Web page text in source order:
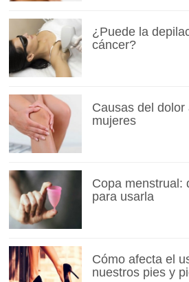
¿Puede la
cáncer?
Causas del dolor
mujeres
Copa menstrual:
para usarla
Cómo afecta el
nuestros pies y